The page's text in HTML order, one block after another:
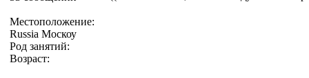
Местоположение:
Russia Москоу
Род занятий:
Возраст: